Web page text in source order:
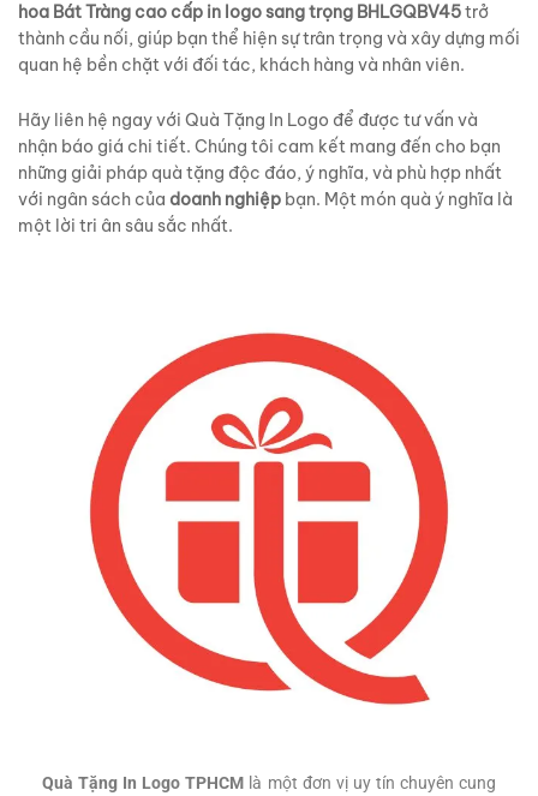
hoa Bát Tràng cao cấp in logo sang trọng BHLGQBV45trở
thành cầu nối, giúp bạn thể hiện sự trân trọng và xây dựng mối
quan hệ bền chặt với đối tác, khách hàng và nhân viên.
Hãy liên hệ ngay với Quà Tặng In Logo để được tư vấn và
nhận báo giá chi tiết. Chúng tôi cam kết mang đến cho bạn
những giải pháp quà tặng độc đáo, ý nghĩa, và phù hợp nhất
với ngân sách của doanh nghiệp bạn. Một món quà ý nghĩa là
một lời tri ân sâu sắc nhất.
Quà Tặng In Logo TPHCM là một đơn vị uy tín chuyên cung